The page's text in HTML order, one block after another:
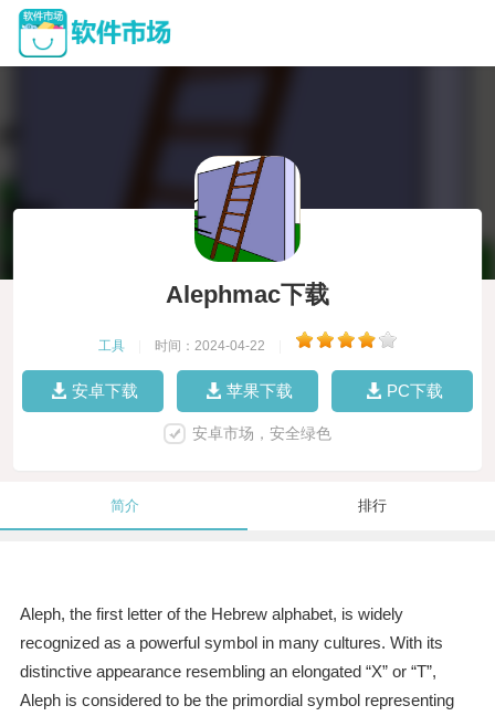
Alephmac下载
工具 时间：2024-04-22
安卓下载 苹果下载 PC下载
安卓市场，安全绿色
简介 排行
Aleph, the first letter of the Hebrew alphabet, is widely
recognized as a powerful symbol in many cultures. With its
distinctive appearance resembling an elongated “X” or “T”,
Aleph is considered to be the primordial symbol representing